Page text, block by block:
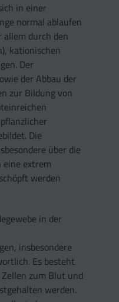
in einer
normal ablaufen
allem durch den
kationischen
Der
der Abbau der
zur Bildung von
Die
über die
eine extrem
werden
in der
insbesondere
Es besteht
zum Blut und
werden.